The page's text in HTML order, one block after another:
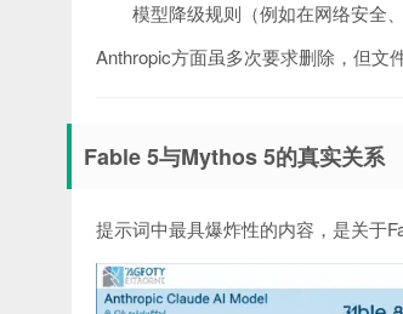
模型降级规则（例如在网络安全
Anthropic方面虽多次要求删除，但文
Fable 5与Mythos 5的真实关系
提示词中最具爆炸性的内容，是关于